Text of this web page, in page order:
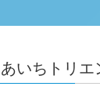
あいちトリエ